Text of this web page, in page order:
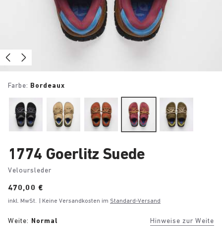
Farbe: Bordeaux
1774 Goerlitz Suede
Veloursleder
Price:
470,00 €
inkl. MwSt. | Keine Versandkosten im Standard-Versand
Weite: Normal Hinweise zur Weite